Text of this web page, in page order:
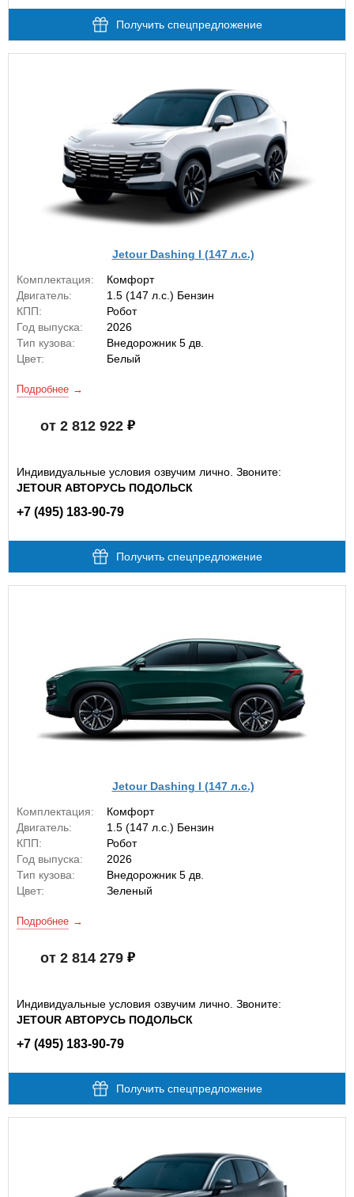
Получить спецпредложение
Jetour Dashing I (147 л.с.)
Комплектация:
Комфорт
Двигатель:
1.5 (147 л.с.) Бензин
КПП:
Робот
Год выпуска:
2026
Тип кузова:
Внедорожник 5 дв.
Цвет:
Белый
Подробнее
от 2 812 922
Индивидуальные условия озвучим лично. Звоните:
JETOUR АВТОРУСЬ ПОДОЛЬСК
+7 (495) 183-90-79
Получить спецпредложение
Jetour Dashing I (147 л.с.)
Комплектация:
Комфорт
Двигатель:
1.5 (147 л.с.) Бензин
КПП:
Робот
Год выпуска:
2026
Тип кузова:
Внедорожник 5 дв.
Цвет:
Зеленый
Подробнее
от 2 814 279
Индивидуальные условия озвучим лично. Звоните:
JETOUR АВТОРУСЬ ПОДОЛЬСК
+7 (495) 183-90-79
Получить спецпредложение